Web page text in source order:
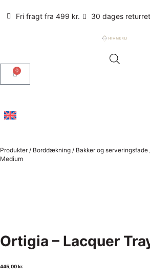
Fri fragt fra 499 kr. 30 dages returret
0
Produkter / Borddækning / Bakker og serveringsfade
Medium
Ortigia – Lacquer
445,00kr.